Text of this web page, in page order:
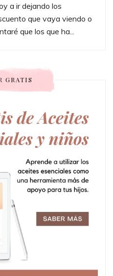
a ir dejando los
que vaya viendo o
que los que ha...
GRATIS